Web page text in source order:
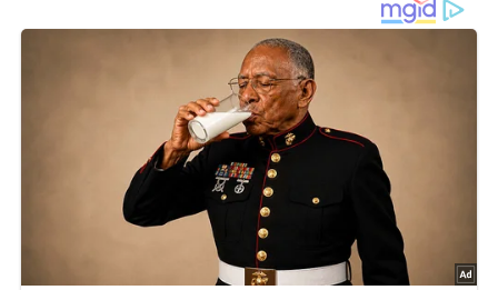
Eine kräftige Brühe aus 100 g Knochen und 25 g Fleisch je
Portion zubereiten, 130 g Sauerkraut in Fett anbraten und
mit wenig Brühe weichdünsten. Dann das Sauerkraut in
die kochende Brühe geben und gar kochen. Salz
hinzufügen. In feuerfeste Suppentassen verschiedene
Arten gewürfeltes Fleisch und Wurst geben, mit der Suppe
auffüllen und in der Backröhre gut durchwärmen. Zum
Schluß den Schtschi mit feingehacktem Knoblauch und
Zitronensaft abschmecken, saure Sahne hinzufügen und
mit gehackten Kräutern bestreuen. Zu der Suppe wird eine